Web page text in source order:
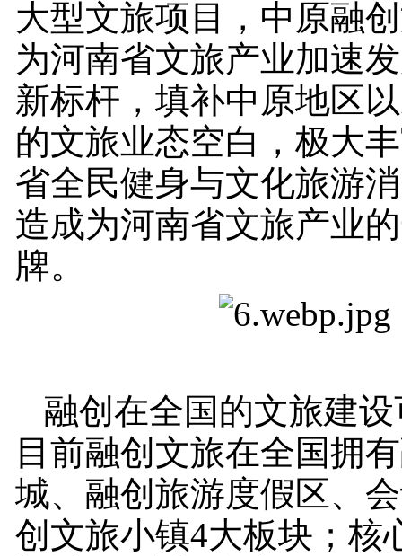
大型文旅项目，中原融
为河南省文旅产业加速
新标杆，填补中原地区
的文旅业态空白，极大
省全民健身与文化旅游
造成为河南省文旅产业
牌。
融创在全国的文旅建
目前融创文旅在全国拥
城、融创旅游度假区、
创文旅小镇4大板块；核